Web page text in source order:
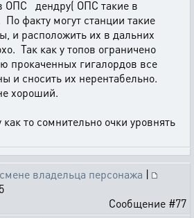
ОПС дендру( ОПС такие в
факту могут станции такие
и расположить их в дальних
Так как у топов ограничено
прокаченных гигалордов все
и сносить их нерентабельно.
хороший.
то сомнительно очки уровнять
владельца персонажа |
Сообщение #77